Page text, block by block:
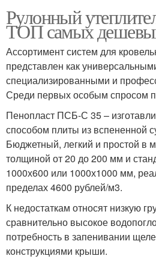
Рулонный
ТОП самых
Ассортимент систем для
представлен как
специализированными и
Среди первых особым спросом
Пенопласт ПСБ-С 35 –
способом плиты из вспененной
Бюджетный, легкий и простой в
толщиной от 20 до 200 мм и
1000х600 или 1000х1000 мм,
пределах 4600 рублей/м3.
К недостаткам относят низкую
сравнительно высокое
потребность в запенивании
конструкциями крыши.